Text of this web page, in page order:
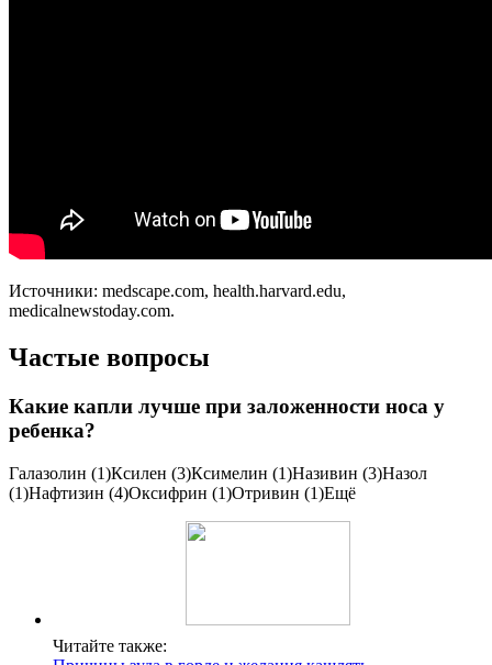
Источники: medscape.com, health.harvard.edu,
medicalnewstoday.com.
Частые вопросы
Какие капли лучше при заложенности носа у
ребенка?
Галазолин (1)Ксилен (3)Ксимелин (1)Називин (3)Назол
(1)Нафтизин (4)Оксифрин (1)Отривин (1)Ещё
Читайте также: